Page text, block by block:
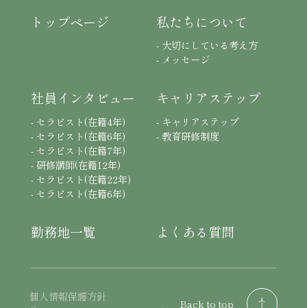
トップページ 私たちについて
- 大切にしている考え方
- メッセージ
社員インタビュー
- セラピスト(在籍4年)
- セラピスト(在籍6年)
- セラピスト(在籍7年)
- 研修講師(在籍12年)
- セラピスト(在籍22年)
- セラピスト(在籍6年)
キャリアステップ
- キャリアステップ
- 教育研修制度
勤務地一覧 よくある質問
個人情報保護方針
Back to top